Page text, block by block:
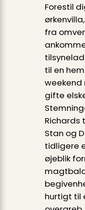
Forestil
fra
til en
weekend
gifte
Richards
Stan og
tidligere
øjeblik
hurtigt til